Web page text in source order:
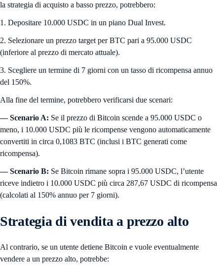
la strategia di acquisto a basso prezzo, potrebbero:
1. Depositare 10.000 USDC in un piano Dual Invest.
2. Selezionare un prezzo target per BTC pari a 95.000 USDC
(inferiore al prezzo di mercato attuale).
3. Scegliere un termine di 7 giorni con un tasso di ricompensa annuo
del 150%.
Alla fine del termine, potrebbero verificarsi due scenari:
— Scenario A: Se il prezzo di Bitcoin scende a 95.000 USDC o
meno, i 10.000 USDC più le ricompense vengono automaticamente
convertiti in circa 0,1083 BTC (inclusi i BTC generati come
ricompensa).
— Scenario B: Se Bitcoin rimane sopra i 95.000 USDC, l’utente
riceve indietro i 10.000 USDC più circa 287,67 USDC di ricompensa
(calcolati al 150% annuo per 7 giorni).
Strategia di vendita a prezzo alto
Al contrario, se un utente detiene Bitcoin e vuole eventualmente
vendere a un prezzo alto, potrebbe: